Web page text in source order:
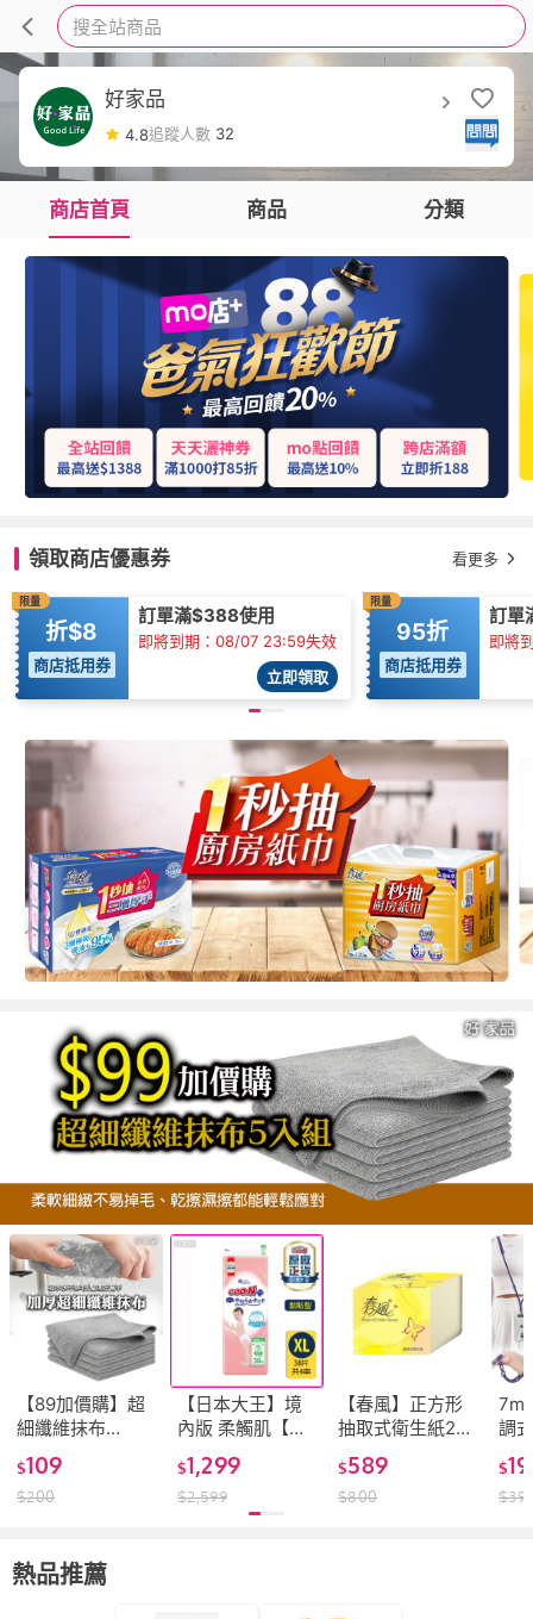
搜全站商品
好家品
4.8追蹤人數 32
商店首頁 商品 分類
領取商店優惠券 看更多
限量
折$8
商店抵用券
訂單滿$388使用
即將到期：08/07 23:59失效
立即領取
限量
95折
商店抵用券
訂單
即將
【89加價購】超
細纖維抹布
30*30cm*5入組
$109
$200
【日本大王】境
內版 柔觸肌【黏
貼型】紙尿布
XL38片x4串/箱
Goo.N plus 尿布
$1,299
$2,599
【春風】正方形
抽取式衛生紙250
抽 方型衛生紙 衛
生紙 餐巾紙 箱購
小衛生紙 衛生紙
$589
$800
調
手
$
$
熱品推薦